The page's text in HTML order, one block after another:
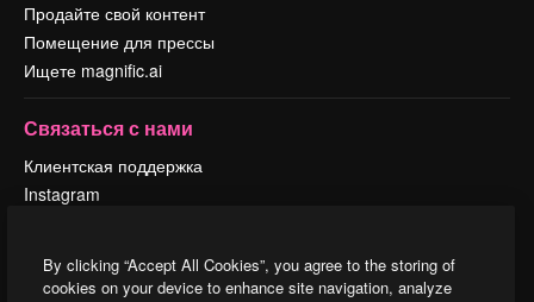
Продайте свой контент
Помещение для прессы
Ищете magnific.ai
Связаться с нами
Клиентская поддержка
Instagram
TikTok
By clicking “Accept All Cookies”, you agree to the storing of
cookies on your device to enhance site navigation, analyze